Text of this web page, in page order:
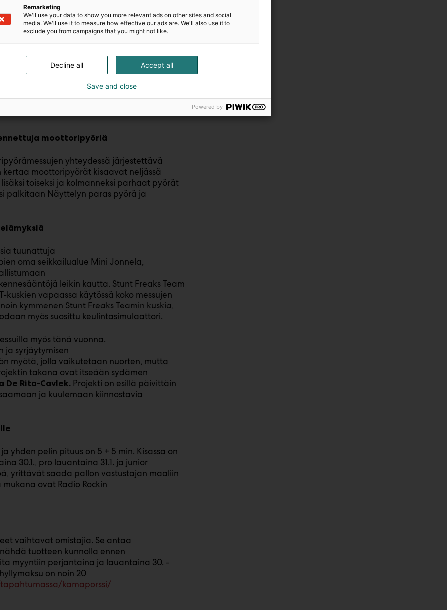
moottoripyörämatkakertomuksia ympäri
enduromaailmassa. Puheenvuorossa
kun tavoitteena on menestyä lajissa,
Angelesiin. Nita kertoo messuilla
moottoripyöriä
yhteydessä järjestettävä
moottoripyörät kisaavat neljässä
toiseksi ja kolmanneksi parhaat pyörät
palkitaan Näyttelyn paras pyörä ja
tuunattuja
oma seikkailualue Mini Jonnela,
leikin kautta. Stunt Freaks Team
vapaassa käytössä koko messujen
kymmenen Stunt Freaks Teamin kuskia,
myös suosittu keulintasimulaattori.
myös tänä vuonna.
ja syrjäytymisen
myötä, jolla vaikutetaan nuorten, mutta
takana ovat itseään sydämen
De Rita-Cavlek. Projekti on esillä päivittäin
ja kuulemaan kiinnostavia
yhden pelin pituus on 5 + 5 min. Kisassa on
30.1., pro lauantaina 31.1. ja junior
yrittävät saada pallon vastustajan maaliin
mukana ovat Radio Rockin
vaihtavat omistajia. Se antaa
tuotteen kunnolla ennen
myyntiin perjantaina ja lauantaina 30. -
on noin 20
kamaporssi/
Remarketing
We'll use your data to show you more relevant ads on other sites and social
media. We'll use it to measure how effective our ads are. We'll also use it to
exclude you from campaigns that you might not like.
Accept all
Decline all
Save and close
Powered by